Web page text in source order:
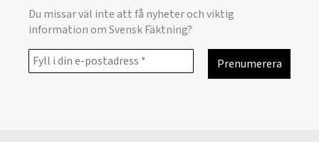
Du missar väl inte att få nyheter och viktig
information om Svensk Fäktning?